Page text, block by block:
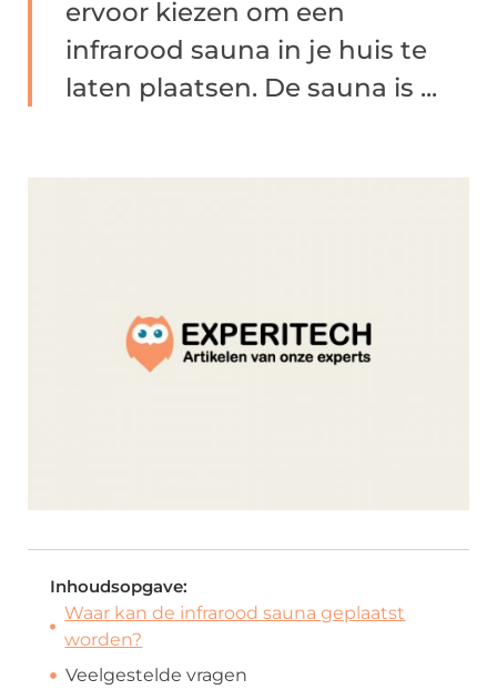
ervoor kiezen om een
infrarood sauna in je huis te
laten plaatsen. De sauna is ...
Inhoudsopgave:
Waar kan de infrarood sauna geplaatst
worden?
Veelgestelde vragen